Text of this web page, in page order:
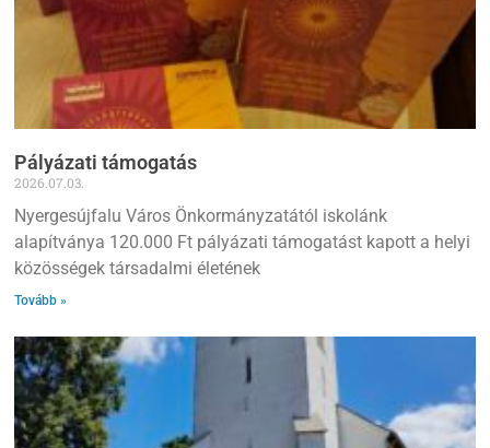
Pályázati támogatás
2026.07.03.
Nyergesújfalu Város Önkormányzatától iskolánk
alapítványa 120.000 Ft pályázati támogatást kapott a helyi
közösségek társadalmi életének
Tovább »